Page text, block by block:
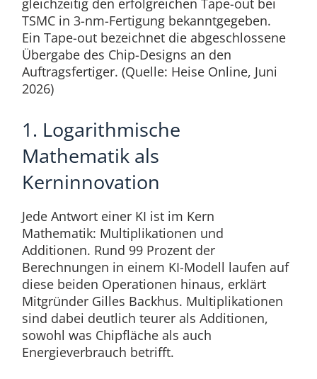
gleichzeitig den erfolgreichen Tape-out bei
TSMC in 3-nm-Fertigung bekanntgegeben.
Ein Tape-out bezeichnet die abgeschlossene
Übergabe des Chip-Designs an den
Auftragsfertiger. (Quelle: Heise Online, Juni
2026)
1. Logarithmische
Mathematik als
Kerninnovation
Jede Antwort einer KI ist im Kern
Mathematik: Multiplikationen und
Additionen. Rund 99 Prozent der
Berechnungen in einem KI-Modell laufen auf
diese beiden Operationen hinaus, erklärt
Mitgründer Gilles Backhus. Multiplikationen
sind dabei deutlich teurer als Additionen,
sowohl was Chipfläche als auch
Energieverbrauch betrifft.